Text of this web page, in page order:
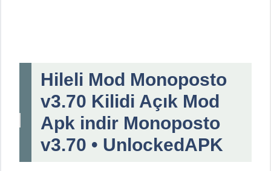
Hileli Mod Monoposto
v3.70 Kilidi Açık Mod
Apk indir Monoposto
v3.70 • UnlockedAPK